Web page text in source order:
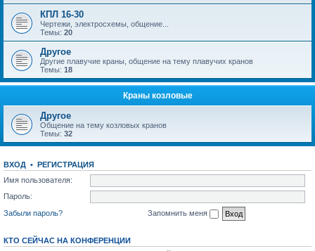
КПЛ 16-30
Чертежи, электросхемы, общение...
Темы: 20
Другое
Другие плавучие краны, общение на тему плавучих кранов
Темы: 18
Краны козловые
Другое
Общение на тему козловых кранов
Темы: 32
ВХОД • РЕГИСТРАЦИЯ
Имя пользователя:
Пароль:
Забыли пароль?
Запомнить меня
КТО СЕЙЧАС НА КОНФЕРЕНЦИИ